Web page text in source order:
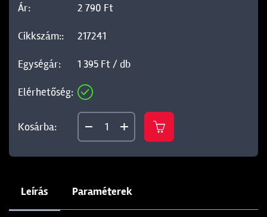
2 790 Ft
217241
1 395 Ft / db
Leírás Paraméterek